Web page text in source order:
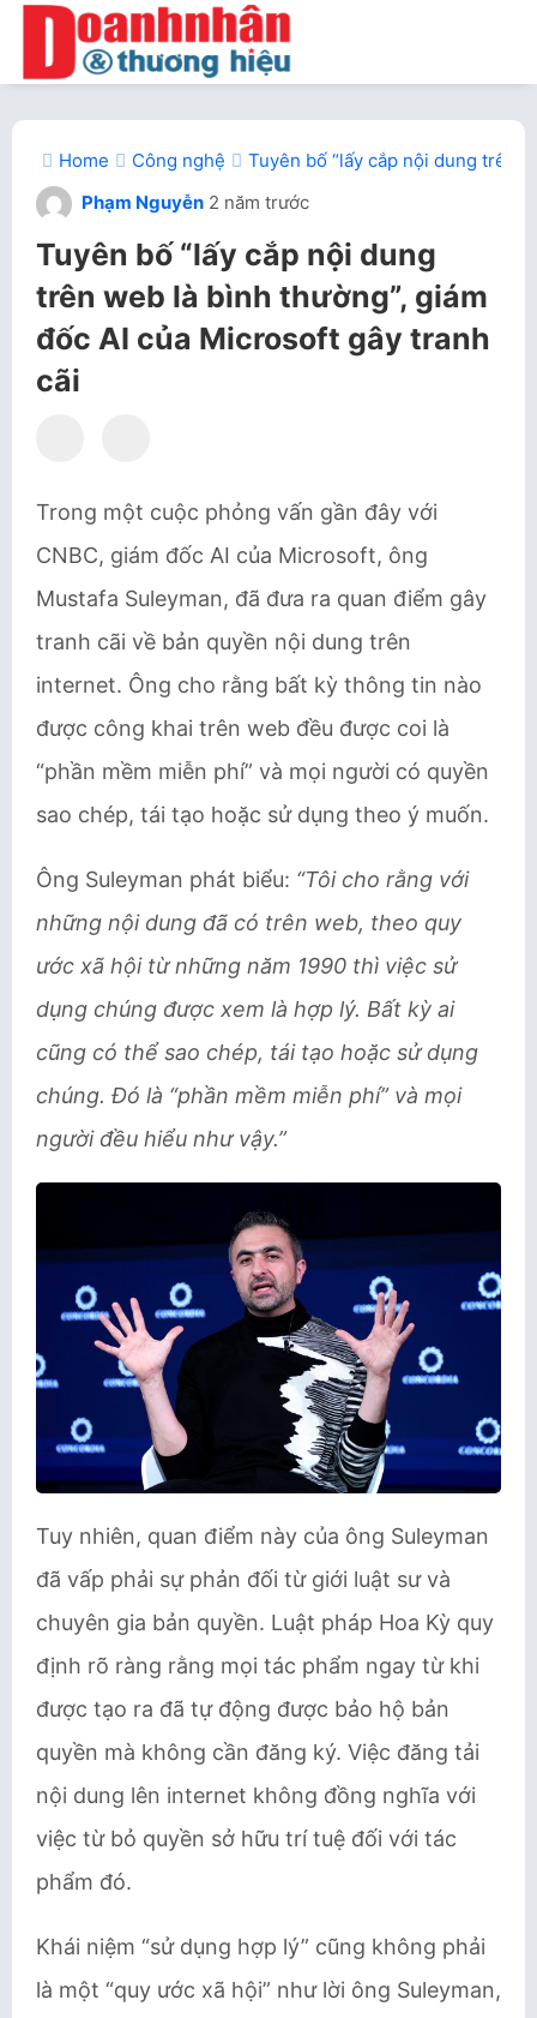
Home Công nghệ
Tuyên bố “lấy cắp nội dung trên
Phạm Nguyễn 2 năm trước
Tuyên bố “lấy cắp nội dung
trên web là bình thường”, giám
đốc AI của Microsoft gây tranh
cãi
Trong một cuộc phỏng vấn gần đây với
CNBC, giám đốc AI của Microsoft, ông
Mustafa Suleyman, đã đưa ra quan điểm gây
tranh cãi về bản quyền nội dung trên
internet. Ông cho rằng bất kỳ thông tin nào
được công khai trên web đều được coi là
“phần mềm miễn phí” và mọi người có quyền
sao chép, tái tạo hoặc sử dụng theo ý muốn.
Ông Suleyman phát biểu: “Tôi cho rằng với
những nội dung đã có trên web, theo quy
ước xã hội từ những năm 1990 thì việc sử
dụng chúng được xem là hợp lý. Bất kỳ ai
cũng có thể sao chép, tái tạo hoặc sử dụng
chúng. Đó là “phần mềm miễn phí” và mọi
người đều hiểu như vậy.”
Tuy nhiên, quan điểm này của ông Suleyman
đã vấp phải sự phản đối từ giới luật sư và
chuyên gia bản quyền. Luật pháp Hoa Kỳ quy
định rõ ràng rằng mọi tác phẩm ngay từ khi
được tạo ra đã tự động được bảo hộ bản
quyền mà không cần đăng ký. Việc đăng tải
nội dung lên internet không đồng nghĩa với
việc từ bỏ quyền sở hữu trí tuệ đối với tác
phẩm đó.
Khái niệm “sử dụng hợp lý” cũng không phải
là một “quy ước xã hội” như lời ông Suleyman,